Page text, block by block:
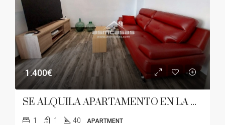
1.400€
SE ALQUILA APARTAMENTO EN LA ZONA DE TORREÓN-ALMADRABA
1 1 40 APARTMENT